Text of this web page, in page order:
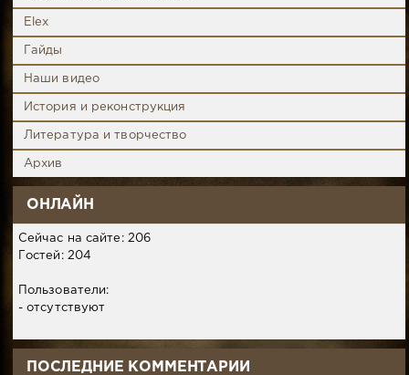
Elex
Гайды
Наши видео
История и реконструкция
Литература и творчество
Архив
ОНЛАЙН
Сейчас на сайте: 206
Гостей: 204
Пользователи:
- отсутствуют
ПОСЛЕДНИЕ КОММЕНТАРИИ